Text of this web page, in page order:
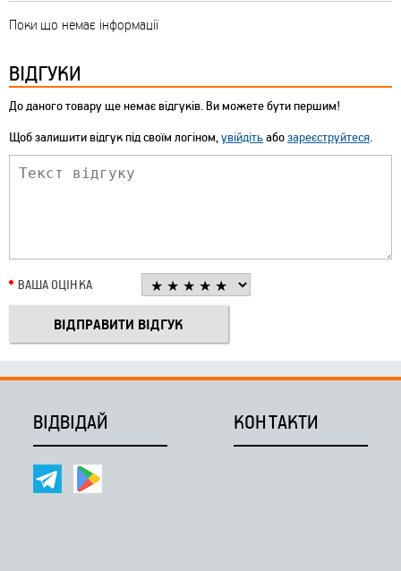
Поки що немає інформації
ВІДГУКИ
До даного товару ще немає відгуків. Ви можете бути першим!
Щоб залишити відгук під своїм логіном,увійдітьабозареєструйтеся.
ВАША ОЦІНКА
ВІДВІДАЙ КОНТАКТИ